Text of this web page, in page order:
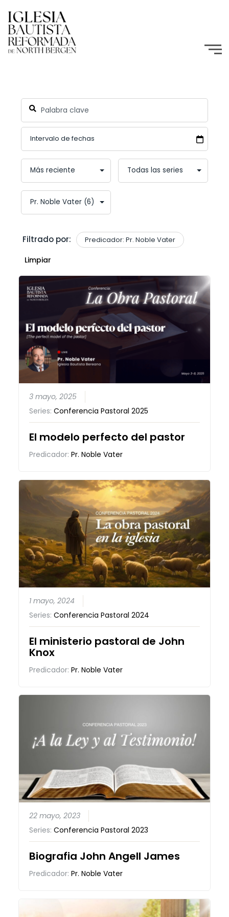
Filtrado por: Predicador: Pr. Noble Vater
Limpiar
3 mayo, 2025
Series:Conferencia Pastoral 2025
El modelo perfecto del pastor
Predicador:Pr. Noble Vater
1 mayo, 2024
Series:Conferencia Pastoral 2024
El ministerio pastoral de John
Knox
Predicador:Pr. Noble Vater
22 mayo, 2023
Series:Conferencia Pastoral 2023
Biografia John Angell James
Predicador:Pr. Noble Vater